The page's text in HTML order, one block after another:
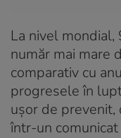
La nivel
număr mai mare
comparativ cu
progresele în
uşor de
într-un comunicat